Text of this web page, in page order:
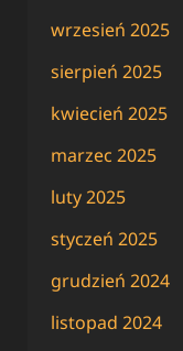
wrzesień 2025
sierpień 2025
kwiecień 2025
marzec 2025
luty 2025
styczeń 2025
grudzień 2024
listopad 2024